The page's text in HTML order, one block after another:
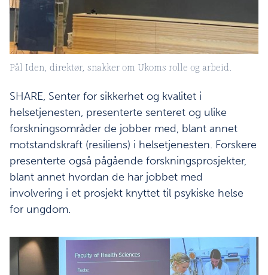
Pål Iden, direktør, snakker om Ukoms rolle og arbeid.
SHARE, Senter for sikkerhet og kvalitet i
helsetjenesten, presenterte senteret og ulike
forskningsområder de jobber med, blant annet
motstandskraft (resiliens) i helsetjenesten. Forskere
presenterte også pågående forskningsprosjekter,
blant annet hvordan de har jobbet med
involvering i et prosjekt knyttet til psykiske helse
for ungdom.